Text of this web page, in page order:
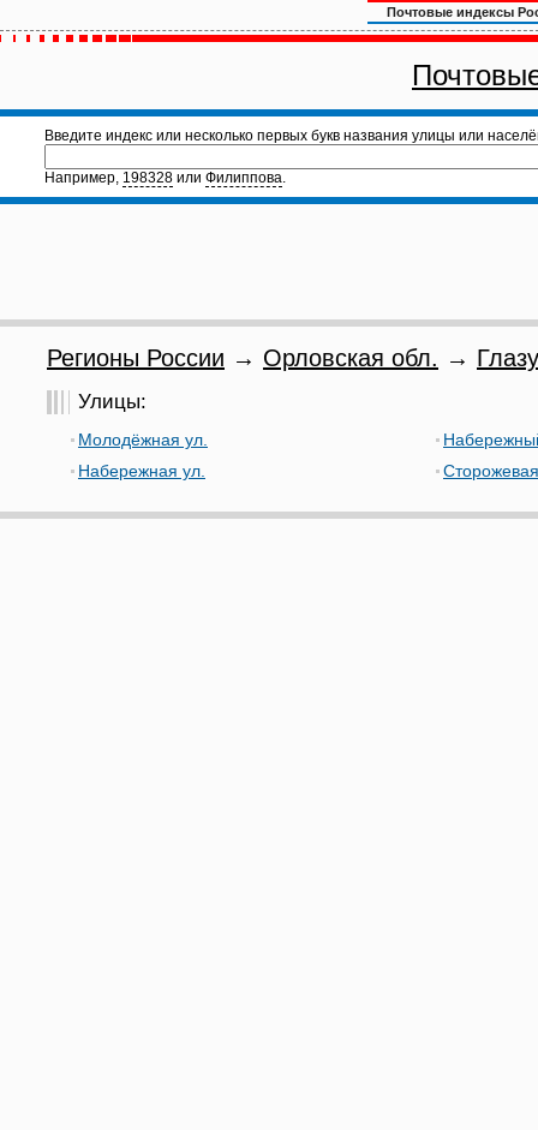
Почтовые индексы
Введите индекс или несколько первых букв названия улицы или
Например, 198328 или Филиппова.
Регионы России → Орловская обл. →
Улицы:
Молодёжная ул.
Набережная ул.